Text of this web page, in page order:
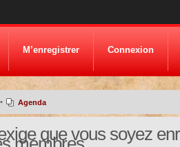
M’enregistrer Connexion
• Agenda
que vous soyez